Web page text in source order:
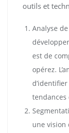
outils et
Analyse
est de
opérez.
une vision